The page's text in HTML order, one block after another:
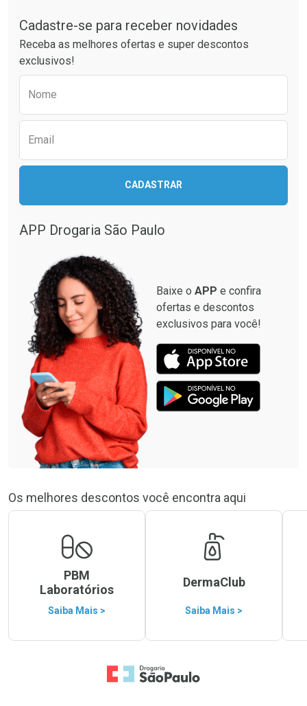
Ativar Desconto
Comprar sem Desconto
Comprar sem Desconto
Por R$ 64,79/cada
Ativar Desconto
Comprar sem Desconto
Comprar sem Desconto
Cadastre-se para receber novidades
Receba as melhores ofertas e super descontos
exclusivos!
Nome
Email
CADASTRAR
APP Drogaria São Paulo
Baixe o APP e confira
ofertas e descontos
exclusivos para você!
Os melhores descontos você encontra aqui
PBM
Laboratórios
Saiba Mais >
DermaClub
Saiba Mais >
Ir para a Home